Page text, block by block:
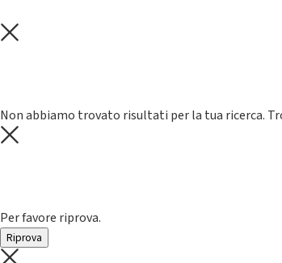
Non abbiamo trovato risultati per la tua ricerca.
Per favore riprova.
Riprova